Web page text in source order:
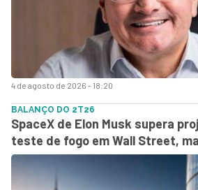
4 de agosto de 2026 - 18:20
BALANÇO DO 2T26
SpaceX de Elon Musk supera
teste de fogo em Wall Street,